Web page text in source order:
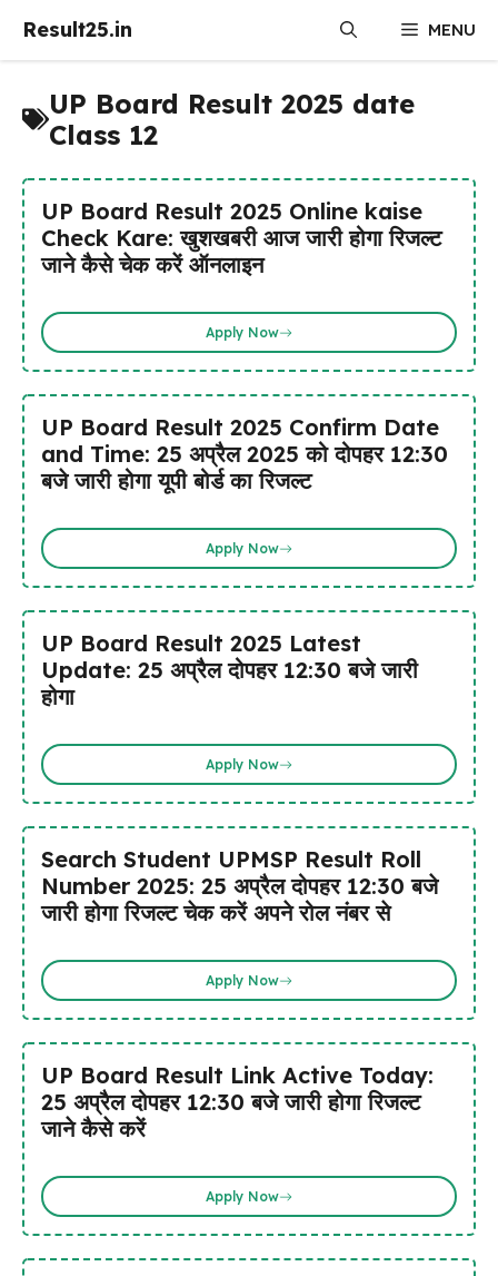
Result25.in MENU
UP Board Result 2025 date
Class 12
UP Board Result 2025 Online kaise
Check Kare: खुशखबरी आज जारी होगा रिजल्ट
जाने कैसे चेक करें ऑनलाइन
Apply Now
UP Board Result 2025 Confirm Date
and Time: 25 अप्रैल 2025 को दोपहर 12:30
बजे जारी होगा यूपी बोर्ड का रिजल्ट
Apply Now
UP Board Result 2025 Latest
Update: 25 अप्रैल दोपहर 12:30 बजे जारी
होगा
Apply Now
Search Student UPMSP Result Roll
Number 2025: 25 अप्रैल दोपहर 12:30 बजे
जारी होगा रिजल्ट चेक करें अपने रोल नंबर से
Apply Now
UP Board Result Link Active Today:
25 अप्रैल दोपहर 12:30 बजे जारी होगा रिजल्ट
जाने कैसे करें
Apply Now